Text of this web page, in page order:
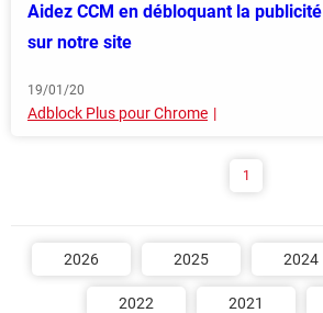
Aidez CCM en débloquant la publicité
sur notre site
19/01/20
Adblock Plus pour Chrome
1
2026 2025 2024
2022 2021